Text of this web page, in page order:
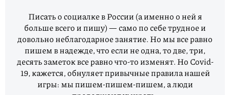
Писать о социалке в России (а именно о ней я
больше всего и пишу) — само по себе трудное и
довольно неблагодарное занятие. Но мы все равно
пишем в надежде, что если не одна, то две, три,
десять заметок все равно что-то изменят. Но Covid-
19, кажется, обнуляет привычные правила нашей
игры: мы пишем-пишем-пишем, а люди